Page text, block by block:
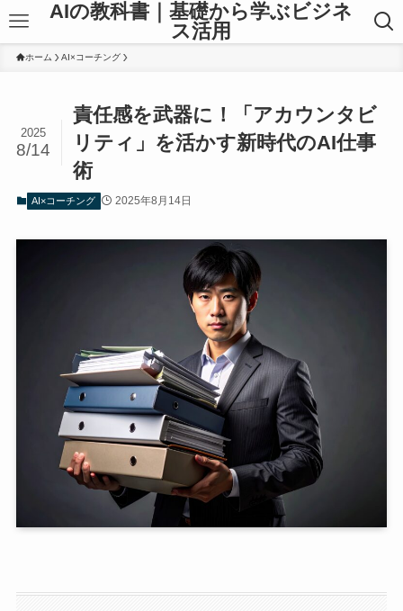
AIの教科書｜基礎から学ぶビジネ
ス活用
ホーム AI×コーチング
責任感を武器に！「アカウンタビ
リティ」を活かす新時代のAI仕事
術
2025
8/14
AI×コーチング 2025年8月14日